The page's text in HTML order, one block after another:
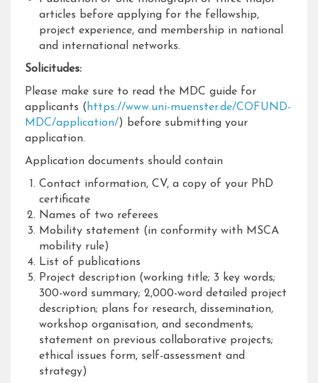
articles before applying for the fellowship,
project experience, and membership in national
and international networks.
Solicitudes:
Please make sure to read the MDC guide for
applicants ( https://www.uni-muenster.de/COFUND-
MDC/application/) before submitting your
application.
Application documents should contain
Contact information, CV, a copy of your PhD
certificate
Names of two referees
Mobility statement (in conformity with MSCA
mobility rule)
List of publications
Project description (working title; 3 key words;
300-word summary; 2,000-word detailed project
description; plans for research, dissemination,
workshop organisation, and secondments;
statement on previous collaborative projects;
ethical issues form, self-assessment and
strategy)